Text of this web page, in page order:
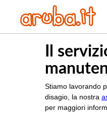
Il
Stiamo lavorando
disagio, la nostra
per maggiori